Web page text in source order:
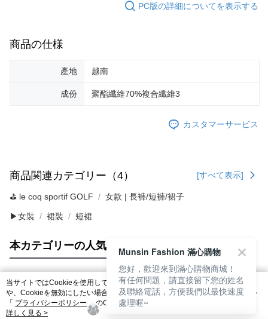
PC版の詳細についてを表示する
商品の仕様
產地 越南
成份 聚酯纖維70%複合纖維3
カスタマーサービス
商品関連カテゴリー（4） [すべて表示]
⛳️ le coq sportif GOLF 女款 | 長褲/短褲/裙子
▶女裝 裙裝 短裙
本カテゴリーの人気商品 サイト全体のランキング
人気タグ
当サイトではCookieを使用しています。当サイトのCookie使用に関する詳細
や、Cookieを無効にしたい場合のブラウザでの設定方法については、当サイト
「 プライバシーポリシー 」のCookieポリシーをご参照ください。お客さま
が、当サイトを引き続き使用される場合、当社がサイト利用規約のCookieポリ
詳しく見る >
Munsin Fashion 滿心購物
您好，歡迎來到滿心購物商城！
有任何問題，請直接留下您的姓名
及聯絡電話，方便我們以最快速度
處理喔~